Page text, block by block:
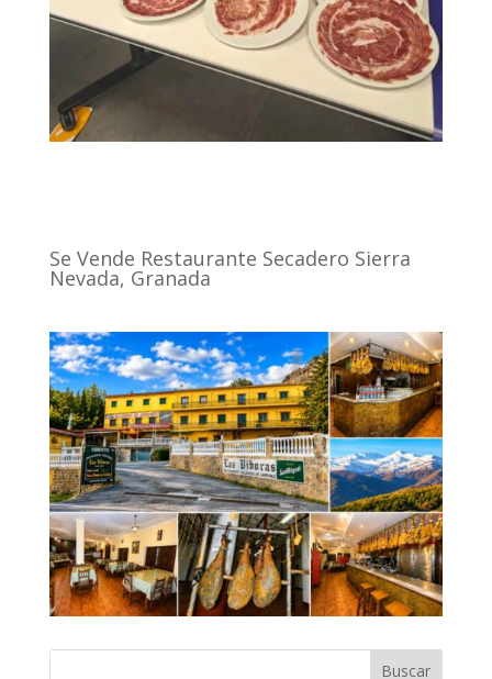
Se Vende Restaurante Secadero Sierra
Nevada, Granada